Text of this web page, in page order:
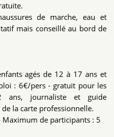
de marche, eau et
mais conseillé au bord de
agés de 12 à 17 ans et
: 6€/pers - gratuit pour les
journaliste et guide
la carte professionnelle.
de participants : 5